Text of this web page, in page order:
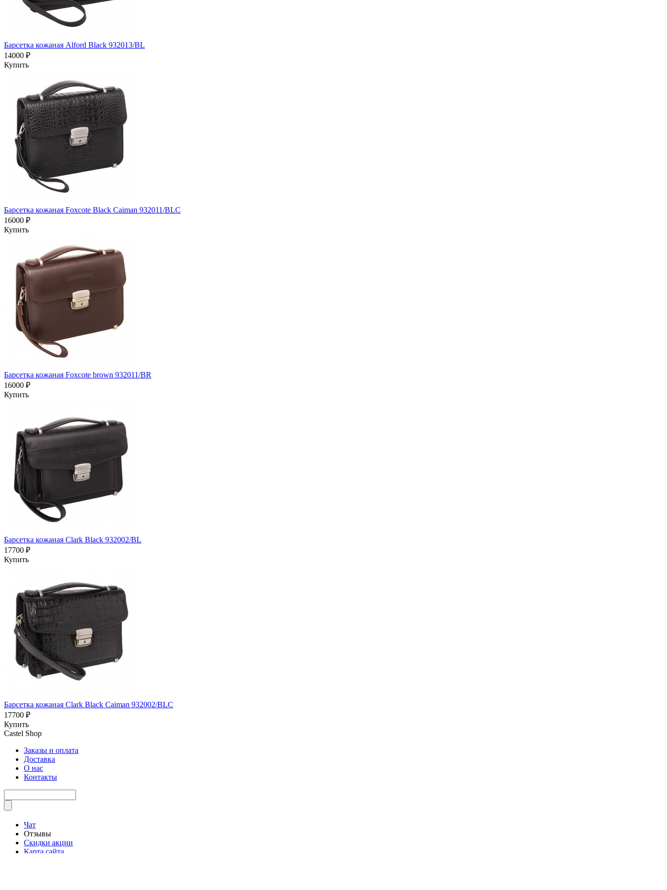
Барсетка кожаная Alford Black 932013/BL
14000 ₽
Купить
Барсетка кожаная Foxcote Black Caiman 932011/BLC
16000 ₽
Купить
Барсетка кожаная Foxcote brown 932011/BR
16000 ₽
Купить
Барсетка кожаная Clark Black 932002/BL
17700 ₽
Купить
Барсетка кожаная Clark Black Caiman 932002/BLC
17700 ₽
Купить
Castel Shop
Заказы и оплата
Доставка
О нас
Контакты
Чат
Отзывы
Скидки акции
Карта сайта